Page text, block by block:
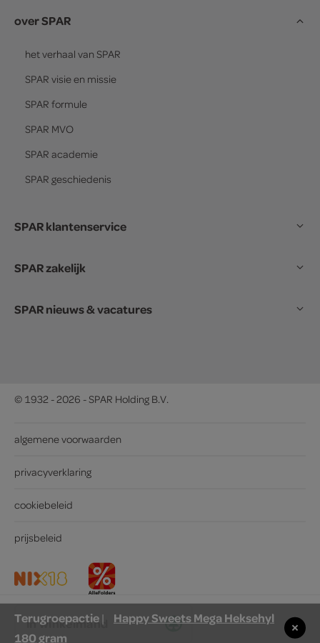
in winkelmand
over SPAR
het verhaal van SPAR
SPAR visie en missie
SPAR formule
SPAR MVO
SPAR academie
SPAR geschiedenis
SPAR klantenservice
SPAR zakelijk
SPAR nieuws & vacatures
© 1932 - 2026 - SPAR Holding B.V.
algemene voorwaarden
privacyverklaring
cookiebeleid
prijsbeleid
Terugroepactie|
Happy Sweets Mega Heksehyl
180 gram